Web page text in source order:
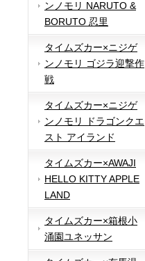
ンノモリ NARUTO &
BORUTO 忍里
タイムズカー×ニジゲ
ンノモリ ゴジラ迎撃作
戦
タイムズカー×ニジゲ
ンノモリ ドラゴンクエ
スト アイランド
タイムズカー×AWAJI
HELLO KITTY APPLE
LAND
タイムズカー×箱根小
涌園ユネッサン